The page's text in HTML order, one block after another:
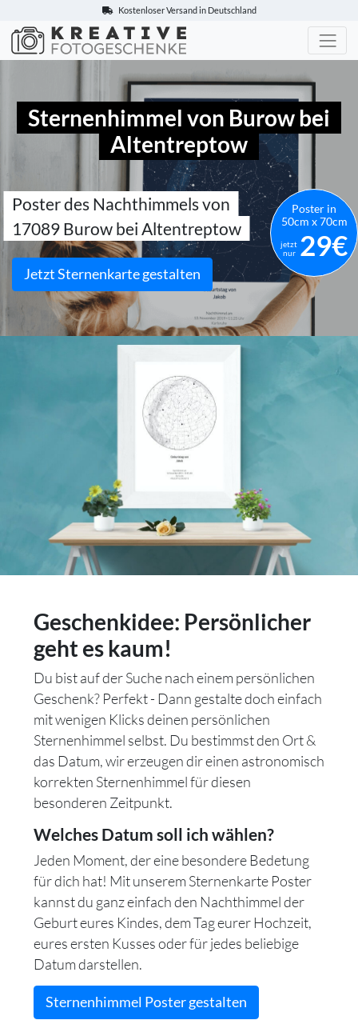
Kostenloser Versand in Deutschland
Kreative-Fotogeschenke.de
Sternenhimmel von Burow bei
Altentreptow
Poster des Nachthimmels von
17089 Burow bei Altentreptow
Jetzt Sternenkarte gestalten
Poster in
50cm x 70cm
jetzt
nur 29€
Geschenkidee: Persönlicher
geht es kaum!
Du bist auf der Suche nach einem persönlichen
Geschenk? Perfekt - Dann gestalte doch einfach
mit wenigen Klicks deinen persönlichen
Sternenhimmel selbst. Du bestimmst den Ort &
das Datum, wir erzeugen dir einen astronomisch
korrekten Sternenhimmel für diesen
besonderen Zeitpunkt.
Welches Datum soll ich wählen?
Jeden Moment, der eine besondere Bedetung
für dich hat! Mit unserem Sternenkarte Poster
kannst du ganz einfach den Nachthimmel der
Geburt eures Kindes, dem Tag eurer Hochzeit,
eures ersten Kusses oder für jedes beliebige
Datum darstellen.
Sternenhimmel Poster gestalten